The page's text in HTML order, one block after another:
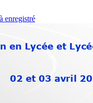
enregistré
en Lycée et L
02 et 03 avril